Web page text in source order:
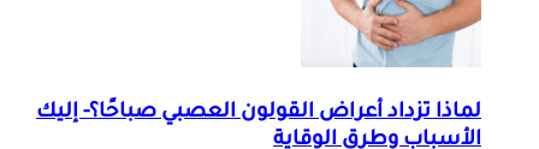
لماذا تزداد أعراض القولون العصبي صباحًا؟- إليك
الأسباب وطرق الوقاية